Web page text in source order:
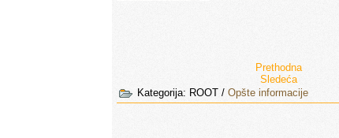
Prethodna
Sledeća
Kategorija: ROOT / Opšte informacije